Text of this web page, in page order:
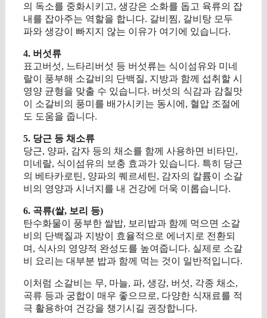
의 독소를 중화시키고, 생강은 소화를 돕고 육류의 잡
내를 잡아주는 역할을 합니다. 갈비찜, 갈비탕 모두
파와 생강이 빠지지 않는 이유가 여기에 있습니다.
4. 버섯류
표고버섯, 느타리버섯 등 버섯류는 식이섬유와 미네
랄이 풍부해 소갈비의 단백질, 지방과 함께 섭취할 시
영양 균형을 맞출 수 있습니다. 버섯의 식감과 감칠맛
이 소갈비의 풍미를 배가시키는 동시에, 혈압 조절에
도 도움을 줍니다.
5. 당근 등 채소류
당근, 양파, 감자 등의 채소를 함께 사용하면 비타민,
미네랄, 식이섬유의 보충 효과가 있습니다. 특히 당근
의 베타카로틴, 양파의 퀘르세틴, 감자의 칼륨이 소갈
비의 영양과 시너지를 내 건강에 더욱 이롭습니다.
6. 곡류(쌀, 보리 등)
탄수화물이 풍부한 쌀밥, 보리밥과 함께 먹으면 소갈
비의 단백질과 지방이 효율적으로 에너지로 전환되
며, 식사의 영양적 완성도를 높여줍니다. 실제로 소갈
비 요리는 대부분 밥과 함께 먹는 것이 일반적입니다.
이처럼 소갈비는 무, 마늘, 파, 생강, 버섯, 각종 채소,
곡류 등과 궁합이 매우 좋으므로, 다양한 식재료를 적
극 활용하여 건강을 챙기시길 권장합니다.